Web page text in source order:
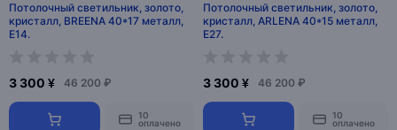
Потолочный светильник, золото,
кристалл, BREENA 40*17 металл,
E14.
3 300 ¥ 46 200 ₽
10
оплачено
Потолочный светильник, золото,
кристалл, ARLENA 40*15 металл,
E27.
3 300 ¥ 46 200 ₽
10
оплачено